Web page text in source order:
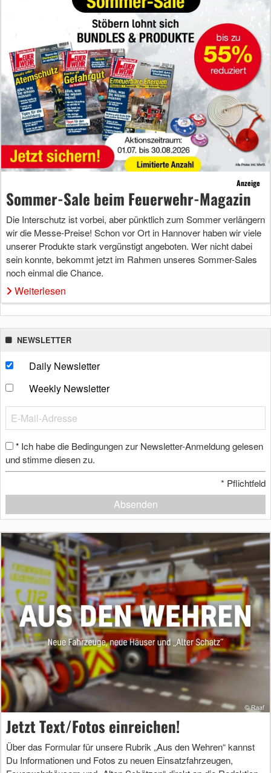
Anzeige
Sommer-Sale beim Feuerwehr-Magazin
Die Interschutz ist vorbei, aber pünktlich zum Sommer verlängern
wir die Messe-Preise! Schon vor Ort in Hannover haben wir viele
unserer Produkte stark vergünstigt angeboten. Wer nicht dabei
sein konnte, bekommt jetzt im Rahmen unseres Sommer-Sales
noch einmal die Chance.
Weiterlesen
NEWSLETTER
Daily Newsletter
Weekly Newsletter
* Ich habe die Bedingungen zur Newsletter-Anmeldung gelesen
und stimme diesen zu.
* Pflichtfeld
Absenden
Jetzt Text/Fotos einreichen!
Über das Formular für unsere Rubrik „Aus den Wehren“ kannst
Du Informationen und Fotos zu neuen Einsatzfahrzeugen,